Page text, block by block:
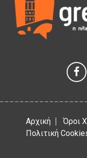
ΕΥΧΑΡΙΣΤΙΕΣ
4 Αυγούστου 2026
Έκτακτη
στο Δημοτικό Στάδιο
Αρχική Όροι
Πολιτική